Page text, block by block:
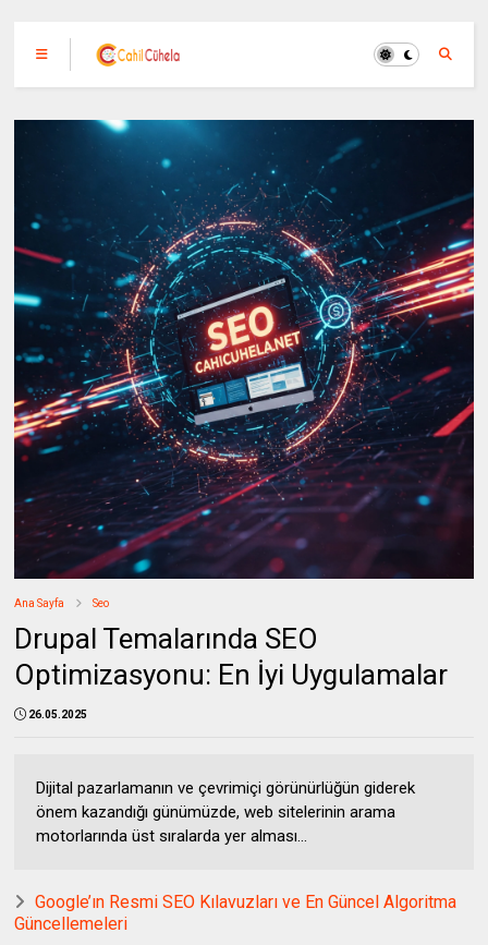
Ana Sayfa Seo
Drupal Temalarında SEO
Optimizasyonu: En İyi Uygulamalar
26.05.2025
Dijital pazarlamanın ve çevrimiçi görünürlüğün giderek
önem kazandığı günümüzde, web sitelerinin arama
motorlarında üst sıralarda yer alması...
Google’ın Resmi SEO Kılavuzları ve En Güncel Algoritma
Güncellemeleri